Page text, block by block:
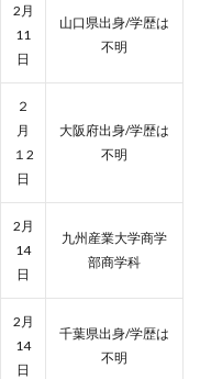
2月
11
日
山口県出身/学歴は
不明
２
月
１2
日
大阪府出身/学歴は
不明
2月
14
日
九州産業大学商学
部商学科
2月
14
日
千葉県出身/学歴は
不明